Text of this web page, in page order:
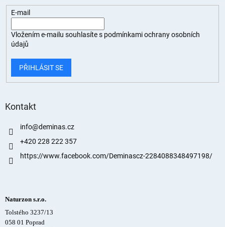
E-mail
Vložením e-mailu souhlasíte s podmínkami ochrany osobních
údajů
PŘIHLÁSIT SE
Kontakt
info@deminas.cz
+420 228 222 357
https://www.facebook.com/Deminascz-2284088348497198/
Naturzon s.r.o.
Tolstého 3237/13
058 01 Poprad